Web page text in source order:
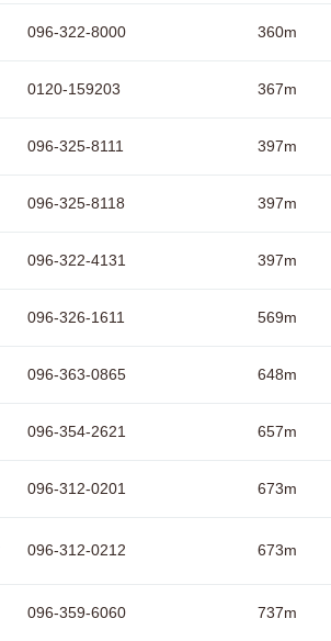
096-322-8000 360m
0120-159203 367m
096-325-8111 397m
096-325-8118 397m
096-322-4131 397m
096-326-1611 569m
096-363-0865 648m
096-354-2621 657m
096-312-0201 673m
096-312-0212 673m
096-359-6060 737m